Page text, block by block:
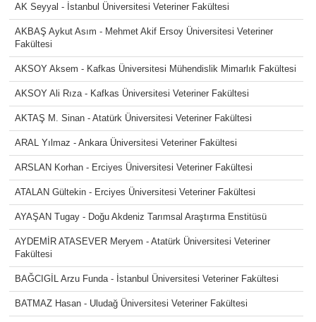
AK Seyyal - İstanbul Üniversitesi Veteriner Fakültesi
AKBAŞ Aykut Asım - Mehmet Akif Ersoy Üniversitesi Veteriner
Fakültesi
AKSOY Aksem - Kafkas Üniversitesi Mühendislik Mimarlık Fakültesi
AKSOY Ali Rıza - Kafkas Üniversitesi Veteriner Fakültesi
AKTAŞ M. Sinan - Atatürk Üniversitesi Veteriner Fakültesi
ARAL Yılmaz - Ankara Üniversitesi Veteriner Fakültesi
ARSLAN Korhan - Erciyes Üniversitesi Veteriner Fakültesi
ATALAN Gültekin - Erciyes Üniversitesi Veteriner Fakültesi
AYAŞAN Tugay - Doğu Akdeniz Tarımsal Araştırma Enstitüsü
AYDEMİR ATASEVER Meryem - Atatürk Üniversitesi Veteriner
Fakültesi
BAĞCIGİL Arzu Funda - İstanbul Üniversitesi Veteriner Fakültesi
BATMAZ Hasan - Uludağ Üniversitesi Veteriner Fakültesi